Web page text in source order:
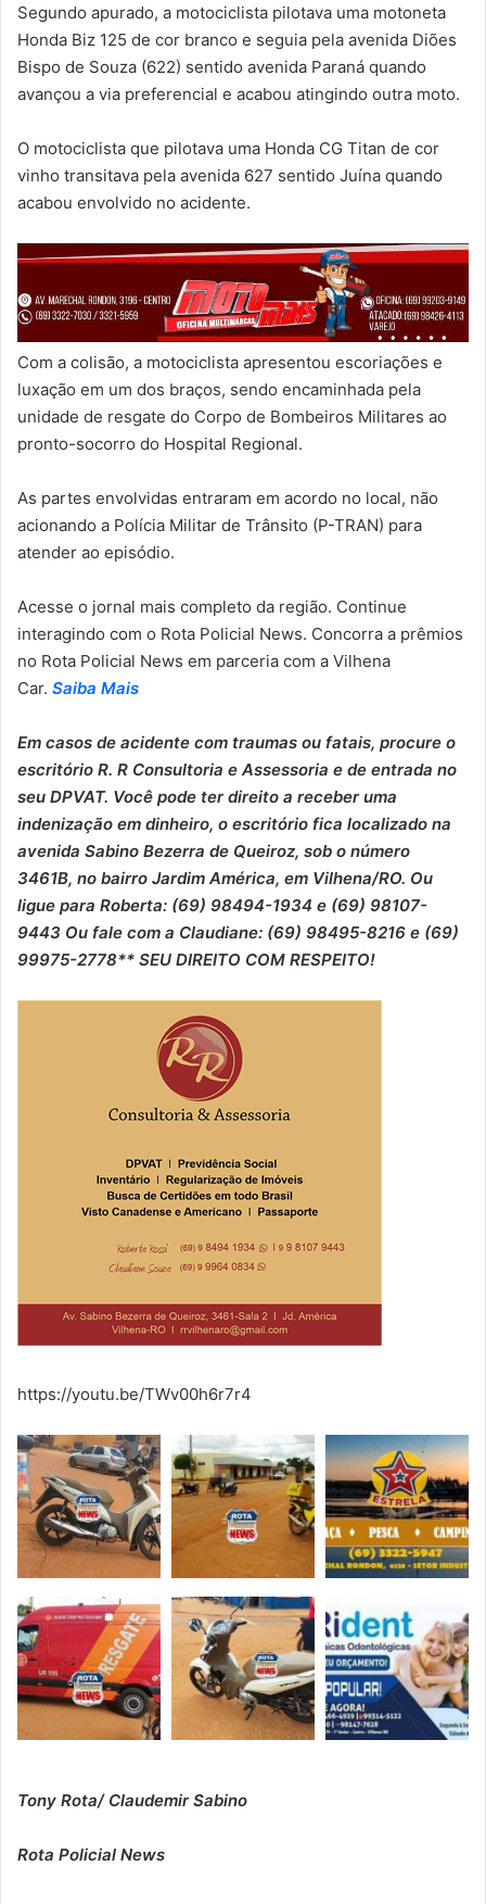
Segundo apurado, a motociclista pilotava uma motoneta
Honda Biz 125 de cor branco e seguia pela avenida Diões
Bispo de Souza (622) sentido avenida Paraná quando
avançou a via preferencial e acabou atingindo outra moto.
O motociclista que pilotava uma Honda CG Titan de cor
vinho transitava pela avenida 627 sentido Juína quando
acabou envolvido no acidente.
Com a colisão, a motociclista apresentou escoriações e
luxação em um dos braços, sendo encaminhada pela
unidade de resgate do Corpo de Bombeiros Militares ao
pronto-socorro do Hospital Regional.
As partes envolvidas entraram em acordo no local, não
acionando a Polícia Militar de Trânsito (P-TRAN) para
atender ao episódio.
Acesse o jornal mais completo da região. Continue
interagindo com o Rota Policial News. Concorra a prêmios
no Rota Policial News em parceria com a Vilhena
Car. Saiba Mais
Em casos de acidente com traumas ou fatais, procure o
escritório R. R Consultoria e Assessoria e de entrada no
seu DPVAT. Você pode ter direito a receber uma
indenização em dinheiro, o escritório fica localizado na
avenida Sabino Bezerra de Queiroz, sob o número
3461B, no bairro Jardim América, em Vilhena/RO. Ou
ligue para Roberta: (69) 98494-1934 e (69) 98107-
9443 Ou fale com a Claudiane: (69) 98495-8216 e (69)
99975-2778** SEU DIREITO COM RESPEITO!
https://youtu.be/TWv00h6r7r4
Tony Rota/ Claudemir Sabino
Rota Policial News